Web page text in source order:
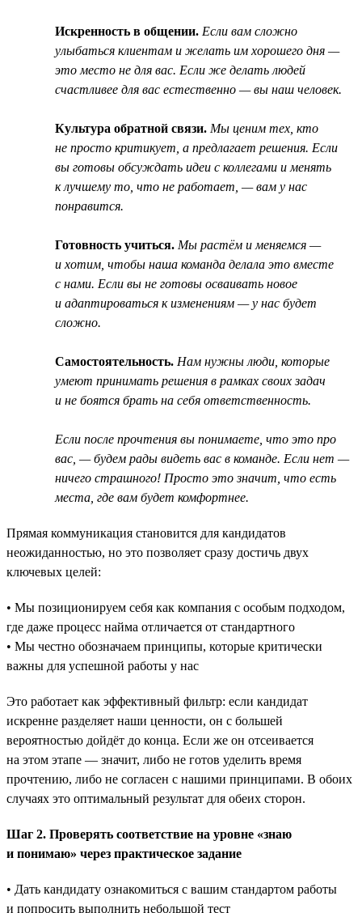
Искренность в общении. Если вам сложно
улыбаться клиентам и желать им хорошего дня —
это место не для вас. Если же делать людей
счастливее для вас естественно — вы наш человек.
Культура обратной связи. Мы ценим тех, кто
не просто критикует, а предлагает решения. Если
вы готовы обсуждать идеи с коллегами и менять
к лучшему то, что не работает, — вам у нас
понравится.
Готовность учиться. Мы растём и меняемся —
и хотим, чтобы наша команда делала это вместе
с нами. Если вы не готовы осваивать новое
и адаптироваться к изменениям — у нас будет
сложно.
Самостоятельность. Нам нужны люди, которые
умеют принимать решения в рамках своих задач
и не боятся брать на себя ответственность.
Если после прочтения вы понимаете, что это про
вас, — будем рады видеть вас в команде. Если нет —
ничего страшного! Просто это значит, что есть
места, где вам будет комфортнее.
Прямая коммуникация становится для кандидатов
неожиданностью, но это позволяет сразу достичь двух
ключевых целей:
• Мы позиционируем себя как компания с особым подходом,
где даже процесс найма отличается от стандартного
• Мы честно обозначаем принципы, которые критически
важны для успешной работы у нас
Это работает как эффективный фильтр: если кандидат
искренне разделяет наши ценности, он с большей
вероятностью дойдёт до конца. Если же он отсеивается
на этом этапе — значит, либо не готов уделить время
прочтению, либо не согласен с нашими принципами. В обоих
случаях это оптимальный результат для обеих сторон.
Шаг 2. Проверять соответствие на уровне «знаю
и понимаю» через практическое задание
• Дать кандидату ознакомиться с вашим стандартом работы
и попросить выполнить небольшой тест